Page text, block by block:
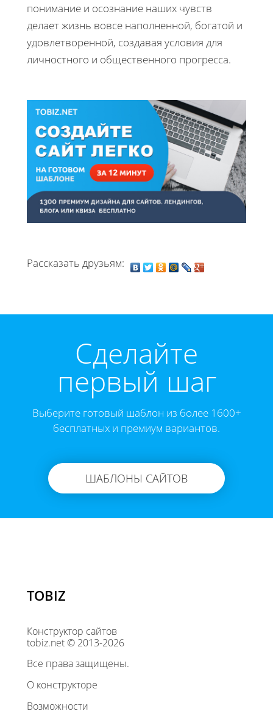
понимание и осознание наших чувств
делает жизнь вовсе наполненной, богатой и
удовлетворенной, создавая условия для
личностного и общественного прогресса.
Рассказать друзьям:
Cделайте
первый шаг
Выберите готовый шаблон из более 1600+
бесплатных и премиум вариантов.
ШАБЛОНЫ САЙТОВ
TOBIZ
Конструктор сайтов
tobiz.net © 2013-2026
Все права защищены.
О конструкторе
Возможности